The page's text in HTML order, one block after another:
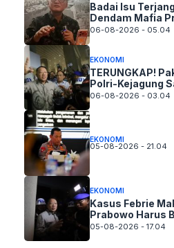
Badai Isu
Dendam Mafia
06-08-2026 - 05.04
EKONOMI
TERUNGKAP!
Polri-Kejagung
06-08-2026 - 03.04
EKONOMI
05-08-2026 - 21.04
EKONOMI
Kasus Febrie
Prabowo Harus
05-08-2026 - 17.04